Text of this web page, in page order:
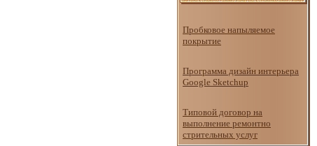
Пробковое напыляемое
покрытие
Программа дизайн интерьера
Google Sketchup
Типовой договор на
выполнение ремонтно
стрительных услуг